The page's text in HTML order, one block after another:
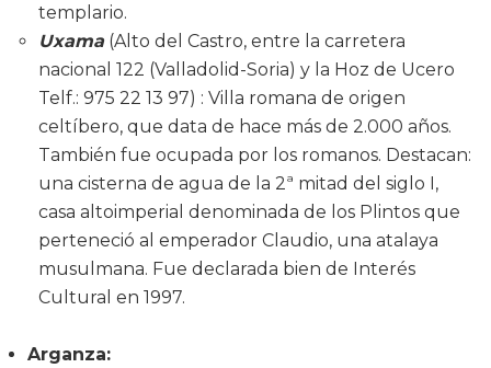
templario.
Uxama(Alto del Castro, entre la carretera
nacional 122 (Valladolid-Soria) y la Hoz de Ucero
Telf.: 975 22 13 97) : Villa romana de origen
celtíbero, que data de hace más de 2.000 años.
También fue ocupada por los romanos. Destacan:
una cisterna de agua de la 2ª mitad del siglo I,
casa altoimperial denominada de los Plintos que
perteneció al emperador Claudio, una atalaya
musulmana. Fue declarada bien de Interés
Cultural en 1997.
Arganza: